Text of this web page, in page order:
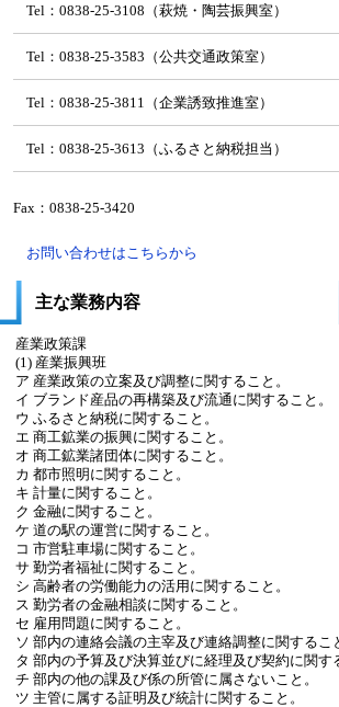
Tel：0838-25-3108（萩焼・陶芸振興室）
Tel：0838-25-3583（公共交通政策室）
Tel：0838-25-3811（企業誘致推進室）
Tel：0838-25-3613（ふるさと納税担当）
Fax：0838-25-3420
お問い合わせはこちらから
主な業務内容
産業政策課
(1) 産業振興班
ア 産業政策の立案及び調整に関すること。
イ ブランド産品の再構築及び流通に関すること。
ウ ふるさと納税に関すること。
エ 商工鉱業の振興に関すること。
オ 商工鉱業諸団体に関すること。
カ 都市照明に関すること。
キ 計量に関すること。
ク 金融に関すること。
ケ 道の駅の運営に関すること。
コ 市営駐車場に関すること。
サ 勤労者福祉に関すること。
シ 高齢者の労働能力の活用に関すること。
ス 勤労者の金融相談に関すること。
セ 雇用問題に関すること。
ソ 部内の連絡会議の主宰及び連絡調整に関するこ
タ 部内の予算及び決算並びに経理及び契約に関す
チ 部内の他の課及び係の所管に属さないこと。
ツ 主管に属する証明及び統計に関すること。